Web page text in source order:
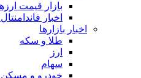
بازار قیمت
اخبار
اخبار بازارها
طلا و سکه
ارز
سهام
خودرو و مسکن